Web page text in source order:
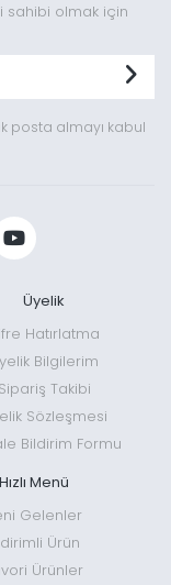
sahibi olmak için
posta almayı kabul
Üyelik
Hatırlatma
Bilgilerim
Sipariş Takibi
Sözleşmesi
Bildirim Formu
Hızlı Menü
Gelenler
Ürün
Ürünler